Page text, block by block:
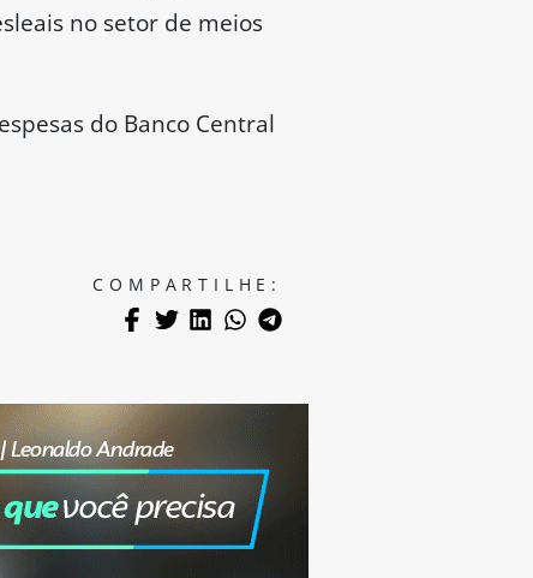
no setor de meios
do Banco Central
COMPARTILHE: